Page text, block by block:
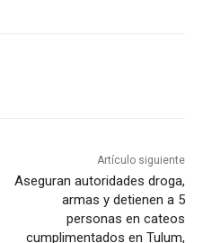
Artículo siguiente
Aseguran autoridades droga,
armas y detienen a 5
personas en cateos
cumplimentados en Tulum,